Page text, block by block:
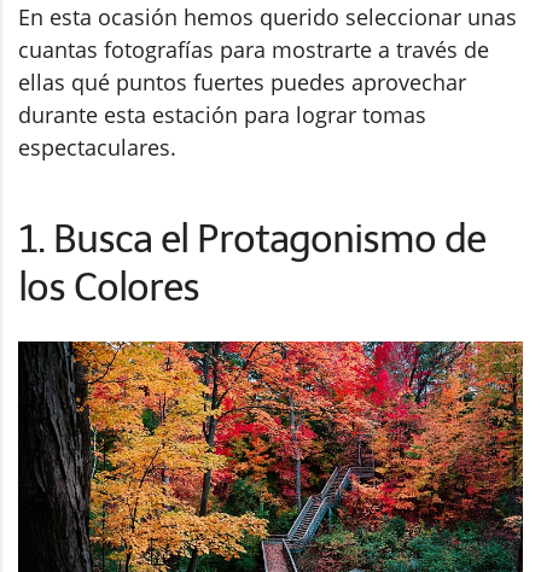
En esta ocasión hemos querido seleccionar unas
cuantas fotografías para mostrarte a través de
ellas qué puntos fuertes puedes aprovechar
durante esta estación para lograr tomas
espectaculares.
1. Busca el Protagonismo de
los Colores